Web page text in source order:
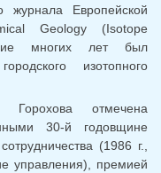
журнала Европейской
Geology (Isotope
многих лет был
изотопного
Горохова отмечена
30-й годовщине
(1986 г.,
управления), премией